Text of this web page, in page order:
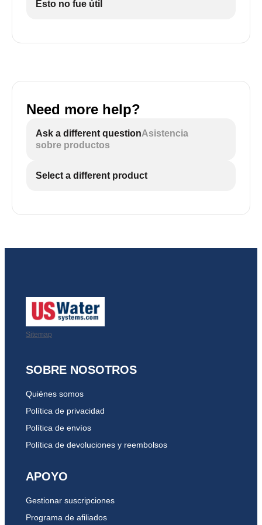
Esto no fue útil
Need more help?
Ask a different questionAsistencia
sobre productos
Select a different product
Sitemap
SOBRE NOSOTROS
Quiénes somos
Política de privacidad
Política de envíos
Política de devoluciones y reembolsos
APOYO
Gestionar suscripciones
Programa de afiliados